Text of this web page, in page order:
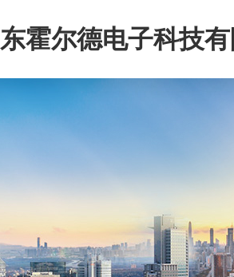
霍尔德电子科技